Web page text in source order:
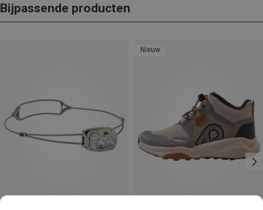
Bijpassende producten
Nieuw